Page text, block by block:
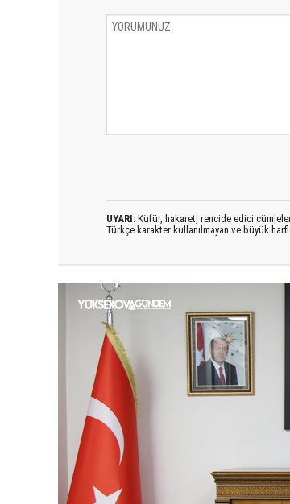
UYARI: Küfür, hakaret, rencide edici cümleler
Türkçe karakter kullanılmayan ve büyük